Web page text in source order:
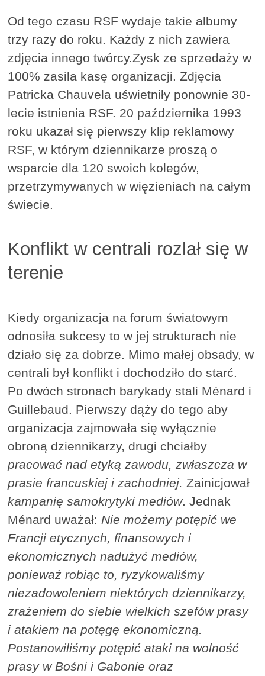
Od tego czasu RSF wydaje takie albumy
trzy razy do roku. Każdy z nich zawiera
zdjęcia innego twórcy.Zysk ze sprzedaży w
100% zasila kasę organizacji. Zdjęcia
Patricka Chauvela uświetniły ponownie 30-
lecie istnienia RSF. 20 października 1993
roku ukazał się pierwszy klip reklamowy
RSF, w którym dziennikarze proszą o
wsparcie dla 120 swoich kolegów,
przetrzymywanych w więzieniach na całym
świecie.
Konflikt w centrali rozlał się w
terenie
Kiedy organizacja na forum światowym
odnosiła sukcesy to w jej strukturach nie
działo się za dobrze. Mimo małej obsady, w
centrali był konflikt i dochodziło do starć.
Po dwóch stronach barykady stali Ménard i
Guillebaud. Pierwszy dąży do tego aby
organizacja zajmowała się wyłącznie
obroną dziennikarzy, drugi chciałby
pracować nad etyką zawodu, zwłaszcza w
prasie francuskiej i zachodniej.Zainicjował
kampanię samokrytyki mediów. Jednak
Ménard uważał: Nie możemy potępić we
Francji etycznych, finansowych i
ekonomicznych nadużyć mediów,
ponieważ robiąc to, ryzykowaliśmy
niezadowoleniem niektórych dziennikarzy,
zrażeniem do siebie wielkich szefów prasy
i atakiem na potęgę ekonomiczną.
Postanowiliśmy potępić ataki na wolność
prasy w Bośni i Gabonie oraz